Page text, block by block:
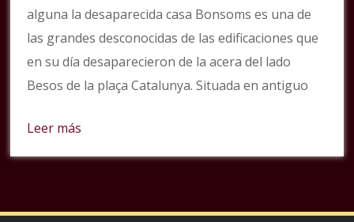
alguna la desaparecida casa Bonsoms es una de
las grandes desconocidas de las edificaciones que
en su día desaparecieron de la acera del lado
Besos de la plaça Catalunya. Situada en antiguo
Leer más